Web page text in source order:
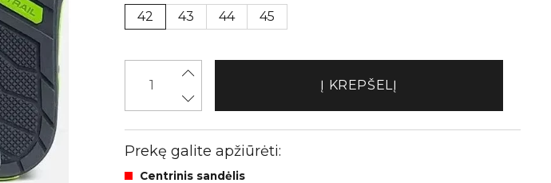
42
43 44 45
Į KREPŠELĮ
Prekę galite apžiūrėti:
Centrinis sandėlis